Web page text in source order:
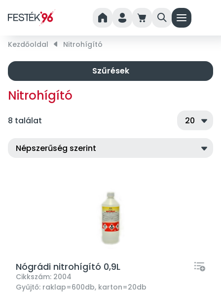
home person cart search menu
Kezdőoldal right_small Nitrohígító
Nitrohígító
8 találat
Nógrádi nitrohígító 0,9L
Cikkszám: 2004
Gyűjtő: raklap=600db, karton=20db
Szűrések